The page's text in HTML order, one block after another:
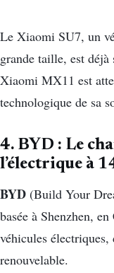
Le Xiaomi SU7, un
grande taille, est
Xiaomi MX11 est
technologique de sa
4. BYD : Le
l’électrique à
BYD (Build Your
basée à Shenzhen,
véhicules électriques,
renouvelable.